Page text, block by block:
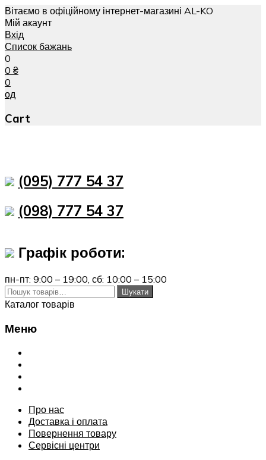
Вітаємо в офіційному інтернет-магазині AL-KO
Мій акаунт
Вхід
Список бажань
0
0 ₴
0
од
Cart
(095) 777 54 37
(098) 777 54 37
Графік роботи:
пн-пт: 9:00 – 19:00, сб: 10:00 – 15:00
Шукати:
Шукати
Каталог товарів
Меню
Переглянути
Про нас
Доставка і оплата
Повернення товару
Сервісні центри